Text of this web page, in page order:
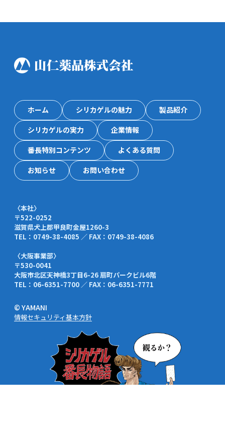
ホーム シリカゲルの魅力
製品紹介
シリカゲルの実力
企業情報
番長特別コンテンツ
よくある質問
お知らせ
お問い合わせ
〈本社〉
〒522-0252
滋賀県犬上郡甲良町金屋1260-3
TEL：0749-38-4085 ／ FAX：0749-38-4086
〈大阪事業部〉
〒530-0041
大阪市北区天神橋3丁目6-26 扇町パークビル6階
TEL：06-6351-7700 ／ FAX：06-6351-7771
© YAMANI
情報セキュリティ基本方針